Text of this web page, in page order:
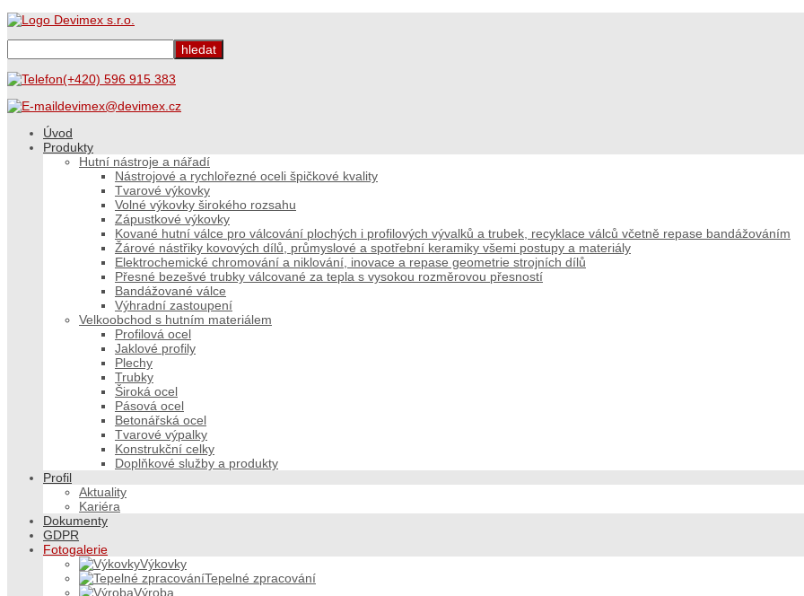
(+420) 596 915 383
devimex@devimex.cz
Úvod
Produkty
Hutní nástroje a nářadí
Nástrojové a rychlořezné oceli špičkové kvality
Tvarové výkovky
Volné výkovky širokého rozsahu
Zápustkové výkovky
Kované hutní válce pro válcování plochých i profilových vývalků a trubek, recyklace válců včetně repase bandážováním
Žárové nástřiky kovových dílů, průmyslové a spotřební keramiky všemi postupy a materiály
Elektrochemické chromování a niklování, inovace a repase geometrie strojních dílů
Přesné bezešvé trubky válcované za tepla s vysokou rozměrovou přesností
Bandážované válce
Výhradní zastoupení
Velkoobchod s hutním materiálem
Profilová ocel
Jaklové profily
Plechy
Trubky
Široká ocel
Pásová ocel
Betonářská ocel
Tvarové výpalky
Konstrukční celky
Doplňkové služby a produkty
Profil
Aktuality
Kariéra
Dokumenty
GDPR
Fotogalerie
Výkovky
Tepelné zpracování
Výroba